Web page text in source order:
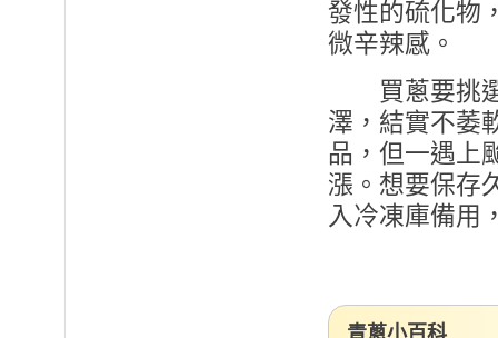
發性的硫化物
微辛辣感。
買蔥要挑選
澤，結實不萎
品，但一遇上
漲。想要保存
入冷凍庫備用
青蔥小百科